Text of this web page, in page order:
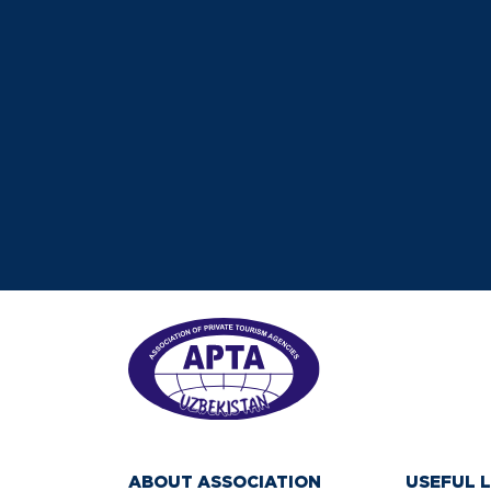
ABOUT ASSOCIATION USEFUL